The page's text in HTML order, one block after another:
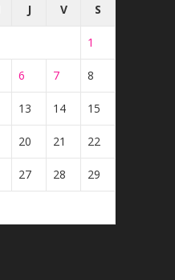
J V S
1
6 7 8
13 14 15
20 21 22
27 28 29